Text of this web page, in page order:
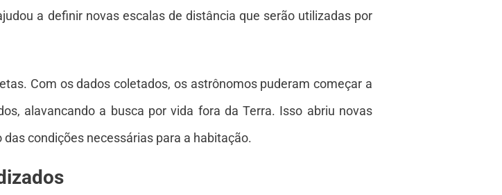
a definir novas escalas de distância que serão utilizadas por
Com os dados coletados, os astrônomos puderam começar a
alavancando a busca por vida fora da Terra. Isso abriu novas
condições necessárias para a habitação.